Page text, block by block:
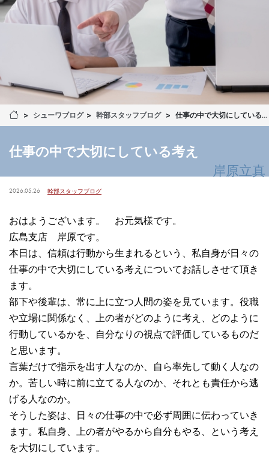
シューワブログ 幹部スタッフブログ 仕事の中で大切にしている考え
仕事の中で大切にしている考え
岸原立真
2026.05.26 幹部スタッフブログ
おはようございます。 お元気様です。
広島支店 岸原です。
本日は、信頼は行動から生まれるという、私自身が日々の
仕事の中で大切にしている考えについてお話しさせて頂き
ます。
部下や後輩は、常に上に立つ人間の姿を見ています。役職
や立場に関係なく、上の者がどのように考え、どのように
行動しているかを、自分なりの視点で評価しているものだ
と思います。
言葉だけで指示を出す人なのか、自ら率先して動く人なの
か。苦しい時に前に立てる人なのか、それとも責任から逃
げる人なのか。
そうした姿は、日々の仕事の中で必ず周囲に伝わっていき
ます。私自身、上の者がやるから自分もやる、という考え
を大切にしています。